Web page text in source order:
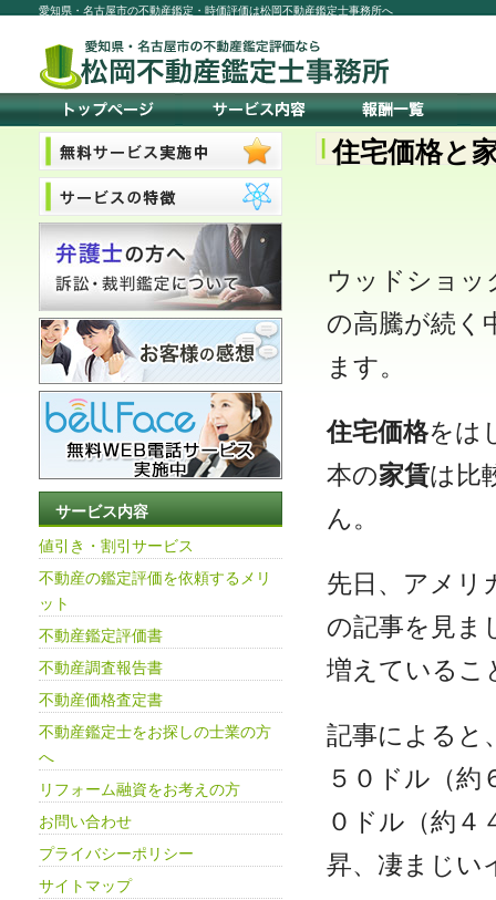
愛知県・名古屋市の不動産鑑定・時価評価は松岡不動産鑑定士事務所へ
住宅価格と
ウッドショッ
の高騰が続く
ます。
住宅価格をは
本の家賃は比
ん。
先日、アメリ
の記事を見ま
増えているこ
記事によると
５０ドル（
０ドル（約
昇、凄まじい
サービス内容
値引き・割引サービス
不動産の鑑定評価を依頼するメリ
ット
不動産鑑定評価書
不動産調査報告書
不動産価格査定書
不動産鑑定士をお探しの士業の方
へ
リフォーム融資をお考えの方
お問い合わせ
プライバシーポリシー
サイトマップ